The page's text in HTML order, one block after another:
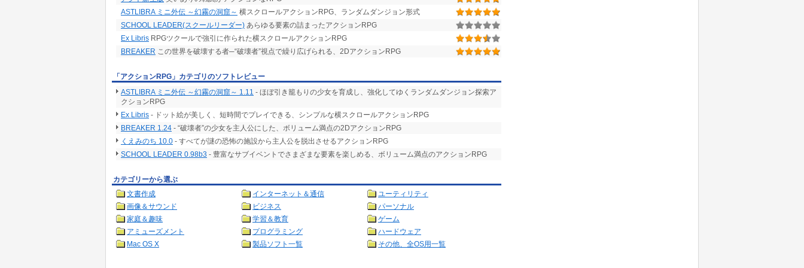
ASTLIBRA ミニ外伝 ～幻霧の洞窟～ 横スクロールアクションRPG、ランダムダンジョン形式
SCHOOL LEADER(スクールリーダー) あらゆる要素の詰まったアクションRPG
Ex Libris RPGツクールで強引に作られた横スクロールアクションRPG
BREAKER この世界を破壊する者─“破壊者”視点で繰り広げられる、2DアクションRPG
「アクションRPG」カテゴリのソフトレビュー
ASTLIBRA ミニ外伝 ～幻霧の洞窟～ 1.11 - ほぼ引き籠もりの少女を育成し、強化してゆくランダムダンジョン探索ア
クションRPG
Ex Libris - ドット絵が美しく、短時間でプレイできる、シンプルな横スクロールアクションRPG
BREAKER 1.24 - “破壊者”の少女を主人公にした、ボリューム満点の2DアクションRPG
くえみのち 10.0 - すべてが謎の恐怖の施設から主人公を脱出させるアクションRPG
SCHOOL LEADER 0.98b3 - 豊富なサブイベントでさまざまな要素を楽しめる、ボリューム満点のアクションRPG
カテゴリーから選ぶ
文書作成
インターネット＆通信
ユーティリティ
画像＆サウンド
ビジネス
パーソナル
家庭＆趣味
学習＆教育
ゲーム
アミューズメント
プログラミング
ハードウェア
Mac OS X
製品ソフト一覧 その他、全OS用一覧